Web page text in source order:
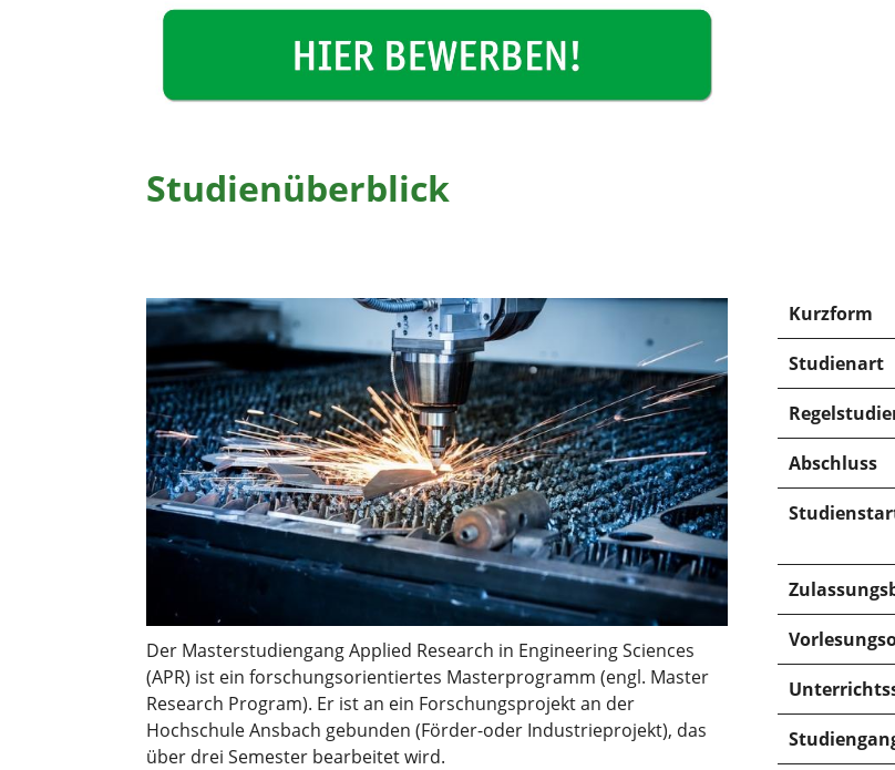
Studienüberblick
Der Masterstudiengang Applied Research in Engineering Sciences
(APR) ist ein forschungsorientiertes Masterprogramm (engl. Master
Research Program). Er ist an ein Forschungsprojekt an der
Hochschule Ansbach gebunden (Förder-oder Industrieprojekt), das
über drei Semester bearbeitet wird.
Kurzform
Studienart
Abschluss